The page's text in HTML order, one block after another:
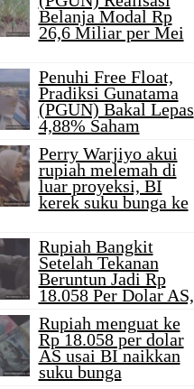
Belanja Modal Rp
26,6 Miliar per Mei
Penuhi Free Float,
Pradiksi Gunatama
(PGUN) Bakal Lepas
4,88% Saham
Perry Warjiyo akui
rupiah melemah di
luar proyeksi, BI
kerek suku bunga ke
Rupiah Bangkit
Setelah Tekanan
Beruntun Jadi Rp
18.058 Per Dolar AS,
Rupiah menguat ke
Rp 18.058 per dolar
AS usai BI naikkan
suku bunga